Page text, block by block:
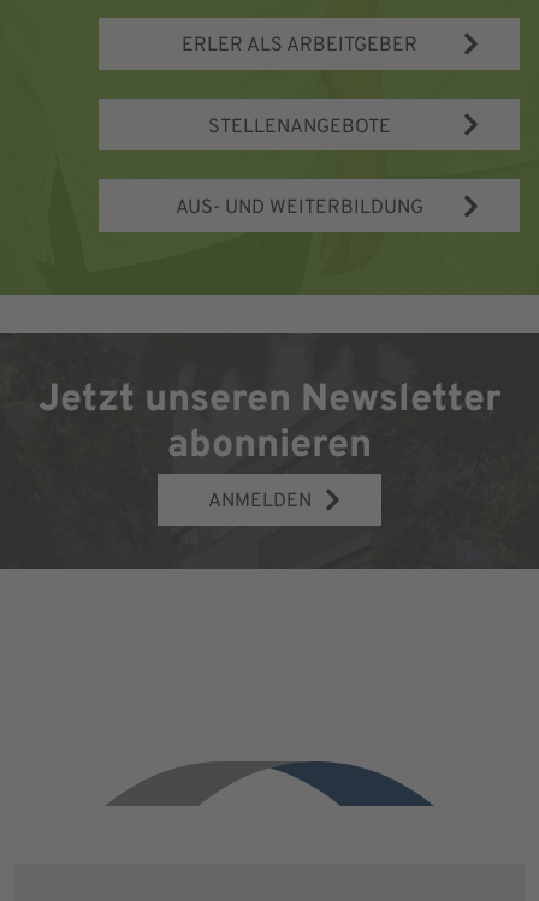
ERLER ALS ARBEITGEBER
STELLENANGEBOTE
AUS- UND WEITERBILDUNG
Jetzt unseren Newsletter
abonnieren
ANMELDEN